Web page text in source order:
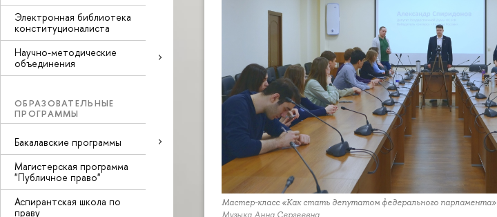
Электронная библиотека
конституционалиста
Научно-методические
объединения
ОБРАЗОВАТЕЛЬНЫЕ
ПРОГРАММЫ
Бакалавские программы
Магистерская программа
"Публичное право"
Аспирантская школа по
праву
Мастер-класс «Как стать депутатом федерального парламента»